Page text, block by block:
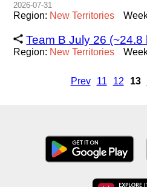
2026-07-31
Region: New Territories
Team B July 26 (~24.8
Region: New Territories
Prev 11 12 13